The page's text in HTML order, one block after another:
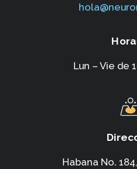
Lun – Vie de
Habana No.